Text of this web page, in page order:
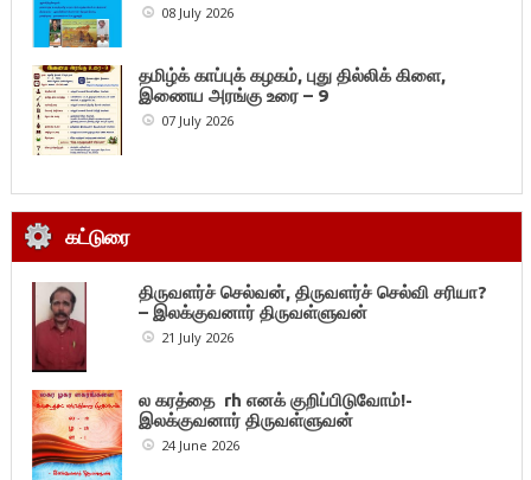
08 July 2026
தமிழ்க் காப்புக் கழகம், புது தில்லிக் கிளை,
இணைய அரங்கு உரை – 9
07 July 2026
கட்டுரை
திருவளர்ச் செல்வன், திருவளர்ச் செல்வி சரியா?
– இலக்குவனார் திருவள்ளுவன்
21 July 2026
ல கரத்தை rh எனக் குறிப்பிடுவோம்!-
இலக்குவனார் திருவள்ளுவன்
24 June 2026